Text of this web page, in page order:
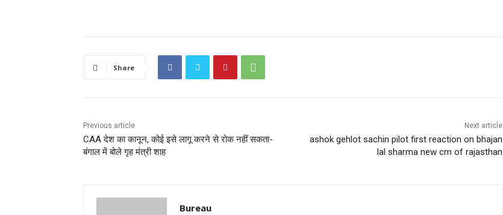
Share
Previous article
CAA देश का कानून, कोई इसे लागू करने से रोक नहीं सकता-
बंगाल में बोले गृह मंत्री शाह
Next article
ashok gehlot sachin pilot first reaction on bhajan
lal sharma new cm of rajasthan
Bureau